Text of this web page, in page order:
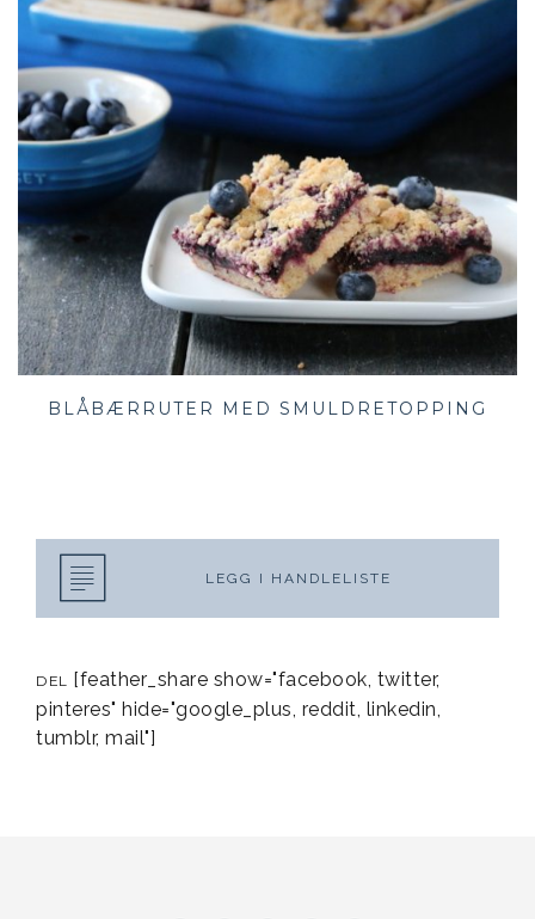
BLÅBÆRRUTER MED SMULDRETOPPING
LEGG I HANDLELISTE
DEL [feather_share show="facebook, twitter,
pinteres" hide="google_plus, reddit, linkedin,
tumblr, mail"]